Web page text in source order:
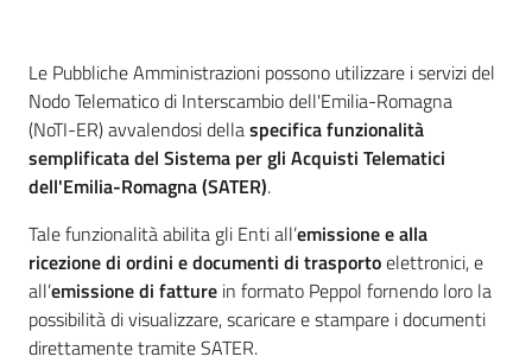
Supporto
Piattaforme
telematiche
Le Pubbliche Amministrazioni possono utilizzare i servizi del
Nodo Telematico di Interscambio dell'Emilia-Romagna
(NoTI-ER) avvalendosi dellaspecifica funzionalità
semplificata del Sistema per gli Acquisti Telematici
dell'Emilia-Romagna (SATER).
Tale funzionalità abilita gli Enti all’emissione e alla
ricezione di ordini e documenti di trasportoelettronici, e
all’emissione di fatture in formato Peppol fornendo loro la
possibilità di visualizzare, scaricare e stampare i documenti
direttamente tramite SATER.